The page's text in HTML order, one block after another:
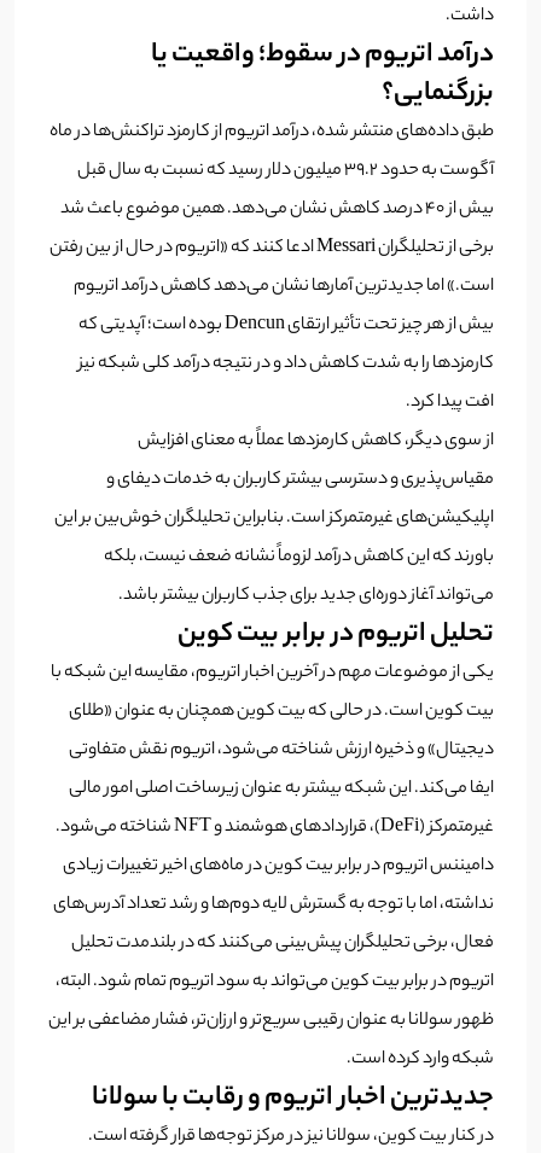
داشت.
درآمد اتریوم در سقوط؛ واقعیت یا
بزرگنمایی؟
طبق داده‌های منتشر شده، درآمد اتریوم از کارمزد تراکنش‌ها در ماه
آگوست به حدود ۳۹.۲ میلیون دلار رسید که نسبت به سال قبل
بیش از ۴۰ درصد کاهش نشان می‌دهد. همین موضوع باعث شد
برخی از تحلیلگران Messari ادعا کنند که «اتریوم در حال از بین رفتن
است.» اما جدیدترین آمارها نشان می‌دهد کاهش درآمد اتریوم
بیش از هر چیز تحت تأثیر ارتقای Dencun بوده است؛ آپدیتی که
کارمزدها را به شدت کاهش داد و در نتیجه درآمد کلی شبکه نیز
افت پیدا کرد.
از سوی دیگر، کاهش کارمزدها عملاً به معنای افزایش
مقیاس‌پذیری و دسترسی بیشتر کاربران به خدمات دیفای و
اپلیکیشن‌های غیرمتمرکز است. بنابراین تحلیلگران خوش‌بین بر این
باورند که این کاهش درآمد لزوماً نشانه ضعف نیست، بلکه
می‌تواند آغاز دوره‌ای جدید برای جذب کاربران بیشتر باشد.
تحلیل اتریوم در برابر بیت کوین
یکی از موضوعات مهم در آخرین اخبار اتریوم، مقایسه این شبکه با
بیت کوین است. در حالی که بیت کوین همچنان به عنوان «طلای
دیجیتال» و ذخیره ارزش شناخته می‌شود، اتریوم نقش متفاوتی
ایفا می‌کند. این شبکه بیشتر به عنوان زیرساخت اصلی امور مالی
غیرمتمرکز (DeFi)، قراردادهای هوشمند و NFT شناخته می‌شود.
دامیننس اتریوم در برابر بیت کوین در ماه‌های اخیر تغییرات زیادی
نداشته، اما با توجه به گسترش لایه دوم‌ها و رشد تعداد آدرس‌های
فعال، برخی تحلیلگران پیش‌بینی می‌کنند که در بلندمدت تحلیل
اتریوم در برابر بیت کوین می‌تواند به سود اتریوم تمام شود. البته،
ظهور سولانا به عنوان رقیبی سریع‌تر و ارزان‌تر، فشار مضاعفی بر این
شبکه وارد کرده است.
جدیدترین اخبار اتریوم و رقابت با سولانا
در کنار بیت کوین، سولانا نیز در مرکز توجه‌ها قرار گرفته است.